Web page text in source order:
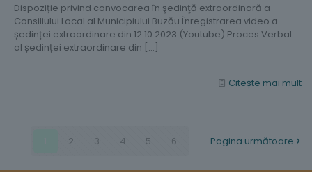
Dispoziție privind convocarea în şedinţă extraordinară a
Consiliului Local al Municipiului Buzău Înregistrarea video a
ședinței extraordinare din 12.10.2023 (Youtube) Proces Verbal
al ședinței extraordinare din […]
Citește mai mult
2 3 4 5 6 Pagina următoare